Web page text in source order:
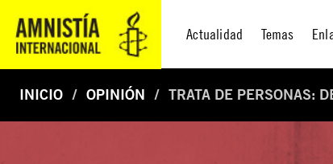
Actualidad Temas
INICIO OPINIÓN TRATA DE PERSONAS: